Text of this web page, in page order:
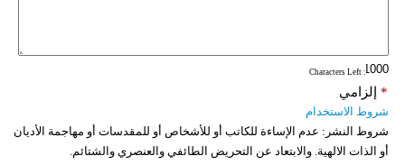
: Characters Left
إلزامي *
شروط الاستخدام
شروط النشر: عدم الإساءة للكاتب أو للأشخاص أو للمقدسات أو مهاجمة الأديان
أو الذات الالهية. والابتعاد عن التحريض الطائفي والعنصري والشتائم.